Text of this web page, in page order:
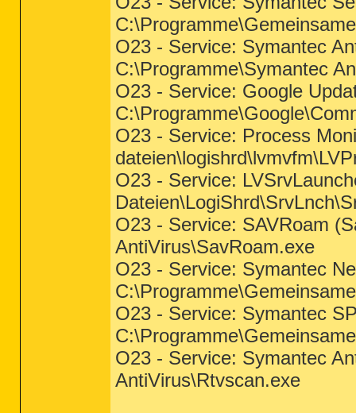
O23 - Service: Symantec
C:\Programme\Symantec
O23 - Service: Google
O23 - Service: Process
O23 - Service:
O23 - Service: SAVRoam
AntiVirus\SavRoam.exe
O23 - Service: Symantec
O23 - Service: Symantec
O23 - Service: Symantec
AntiVirus\Rtvscan.exe